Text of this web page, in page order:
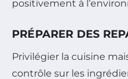
positivement à
PRÉPARER DES
Privilégier la cuisine
contrôle sur les